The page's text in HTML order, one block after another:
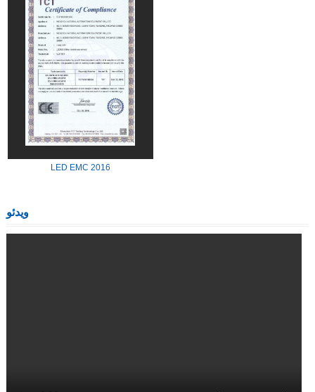
LED EMC 2016
ویدئو